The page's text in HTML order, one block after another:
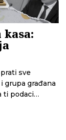
sve
grupa građana
ti podaci